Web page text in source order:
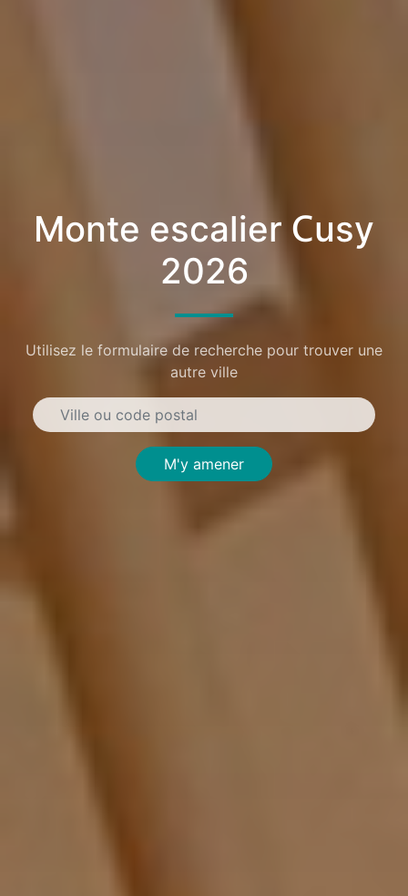
Monte escalier Cusy
2026
Utilisez le formulaire de recherche pour trouver une
autre ville
M'y amener